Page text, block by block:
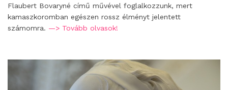
Flaubert Bovaryné című művével foglalkozzunk, mert
kamaszkoromban egészen rossz élményt jelentett
számomra. —> Tovább olvasok!